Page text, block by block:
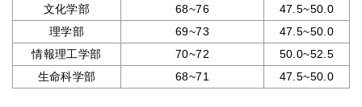
文化学部
68~76
47.5~50.0
理学部
69~73
47.5~50.0
情報理工学部
70~72
50.0~52.5
生命科学部
68~71 47.5~50.0